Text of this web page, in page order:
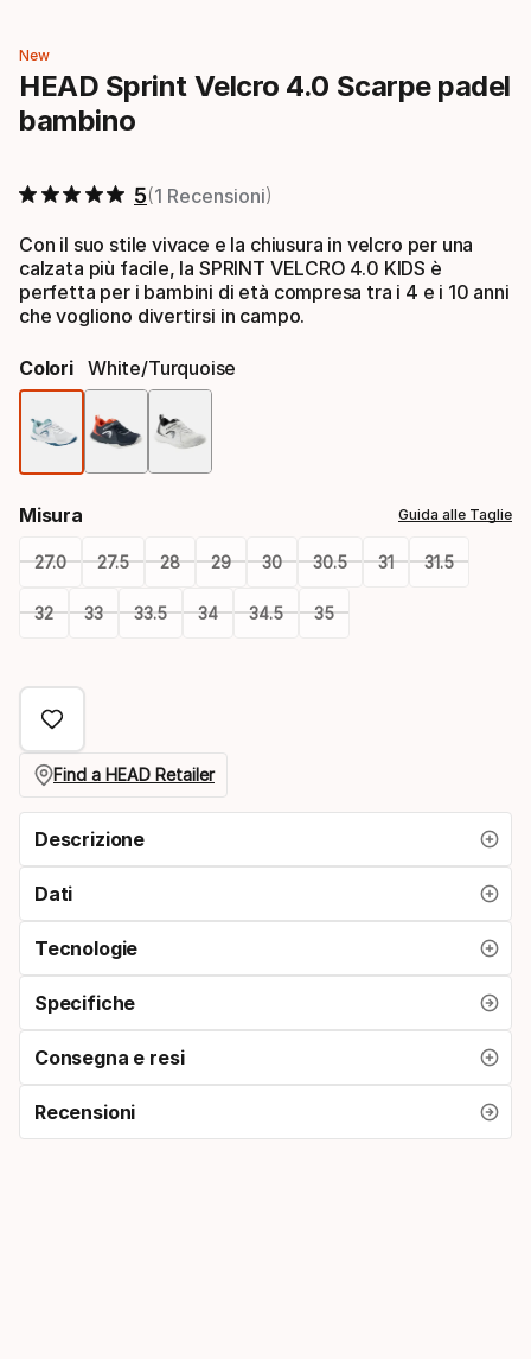
New
HEAD Sprint Velcro 4.0 Scarpe padel
bambino
5 1 Recensioni
Con il suo stile vivace e la chiusura in velcro per una
calzata più facile, la SPRINT VELCRO 4.0 KIDS è
perfetta per i bambini di età compresa tra i 4 e i 10 anni
che vogliono divertirsi in campo.
Colori White/turquoise
Misura Guida alle Taglie
27.0 27.5 28 29 30 30.5 31 31.5
32 33 33.5 34 34.5 35
select
option:
misura
Find a HEAD Retailer
Descrizione
Dati
Tecnologie
Specifiche
Consegna e resi
Recensioni